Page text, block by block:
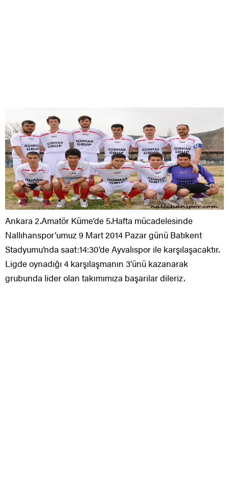
Ankara 2.Amatör Küme’de 5.Hafta mücadelesinde
Nallıhanspor’umuz 9 Mart 2014 Pazar günü Batıkent
Stadyumu’nda saat:14:30’de Ayvalıspor ile karşılaşacaktır.
Ligde oynadığı 4 karşılaşmanın 3’ünü kazanarak
grubunda lider olan takımımıza başarılar dileriz.